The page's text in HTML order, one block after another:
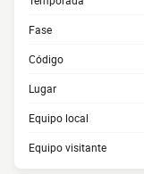
Fase
Código
Lugar
Equipo local
Equipo visitante